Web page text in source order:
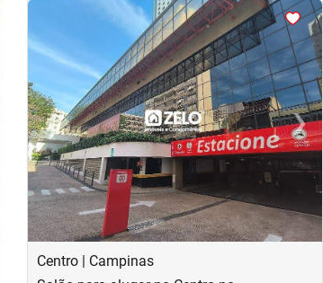
<
‹Previous ›Next
Centro | Campinas